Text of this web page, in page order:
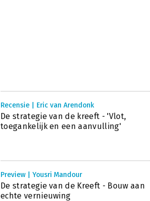
Recensie | Eric van Arendonk
De strategie van de kreeft - 'Vlot,
toegankelijk en een aanvulling'
Preview | Yousri Mandour
De strategie van de Kreeft - Bouw aan
echte vernieuwing